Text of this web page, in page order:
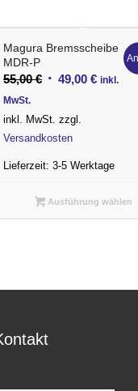
Magura Bremsscheibe
MDR-P
55,00€ Ursprünglicher
war:
55,00 €
49,00€ inkl.
MwSt.
inkl. MwSt. zzgl.
Versandkosten
Lieferzeit:3-5 Werktage
Ausführung wählen